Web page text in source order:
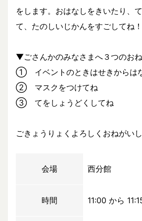
をします。おはなしをきいたり、
て、たのしいじかんをすごしてね！
▼ごさんかのみなさまへ３つのお
① イベントのときはせきからは
② マスクをつけてね
③ てをしょうどくしてね
ごきょうりょくよろしくおねがいし
会場 西分館
時間 11:00 から